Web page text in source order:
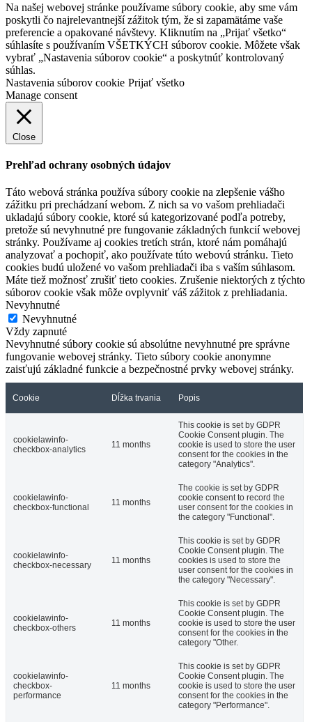
Na našej webovej stránke používame súbory cookie, aby sme vám
poskytli čo najrelevantnejší zážitok tým, že si zapamätáme vaše
preferencie a opakované návštevy. Kliknutím na „Prijať všetko“
súhlasíte s používaním VŠETKÝCH súborov cookie. Môžete však
vybrať „Nastavenia súborov cookie“ a poskytnúť kontrolovaný
súhlas.
Nastavenia súborov cookie Prijať všetko
Manage consent
Close
Prehľad ochrany osobných údajov
Táto webová stránka používa súbory cookie na zlepšenie vášho
zážitku pri prechádzaní webom. Z nich sa vo vašom prehliadači
ukladajú súbory cookie, ktoré sú kategorizované podľa potreby,
pretože sú nevyhnutné pre fungovanie základných funkcií webovej
stránky. Používame aj cookies tretích strán, ktoré nám pomáhajú
analyzovať a pochopiť, ako používate túto webovú stránku. Tieto
cookies budú uložené vo vašom prehliadači iba s vaším súhlasom.
Máte tiež možnosť zrušiť tieto cookies. Zrušenie niektorých z týchto
súborov cookie však môže ovplyvniť váš zážitok z prehliadania.
Nevyhnutné
Nevyhnutné
Vždy zapnuté
Nevyhnutné súbory cookie sú absolútne nevyhnutné pre správne
fungovanie webovej stránky. Tieto súbory cookie anonymne
zaisťujú základné funkcie a bezpečnostné prvky webovej stránky.
Cookie Dĺžka trvania Popis
cookielawinfo-
checkbox-analytics
11 months
This cookie is set by GDPR
Cookie Consent plugin. The
cookie is used to store the user
consent for the cookies in the
category "Analytics".
cookielawinfo-
checkbox-functional
11 months
The cookie is set by GDPR
cookie consent to record the
user consent for the cookies in
the category "Functional".
cookielawinfo-
checkbox-necessary
11 months
This cookie is set by GDPR
Cookie Consent plugin. The
cookies is used to store the
user consent for the cookies in
the category "Necessary".
cookielawinfo-
checkbox-others
11 months
This cookie is set by GDPR
Cookie Consent plugin. The
cookie is used to store the user
consent for the cookies in the
category "Other.
cookielawinfo-
checkbox-
performance
11 months
This cookie is set by GDPR
Cookie Consent plugin. The
cookie is used to store the user
consent for the cookies in the
category "Performance".